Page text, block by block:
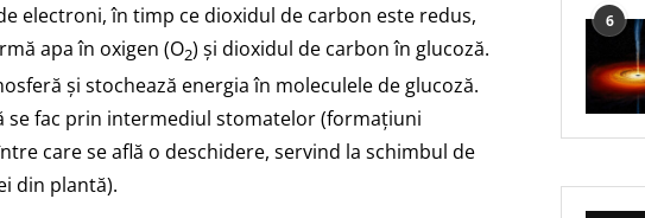
electroni, în timp ce dioxidul de carbon este redus,
apa în oxigen (O2) și dioxidul de carbon în glucoză.
și stochează energia în moleculele de glucoză.
se fac prin intermediul stomatelor (formațiuni
care se află o deschidere, servind la schimbul de
din plantă).
6